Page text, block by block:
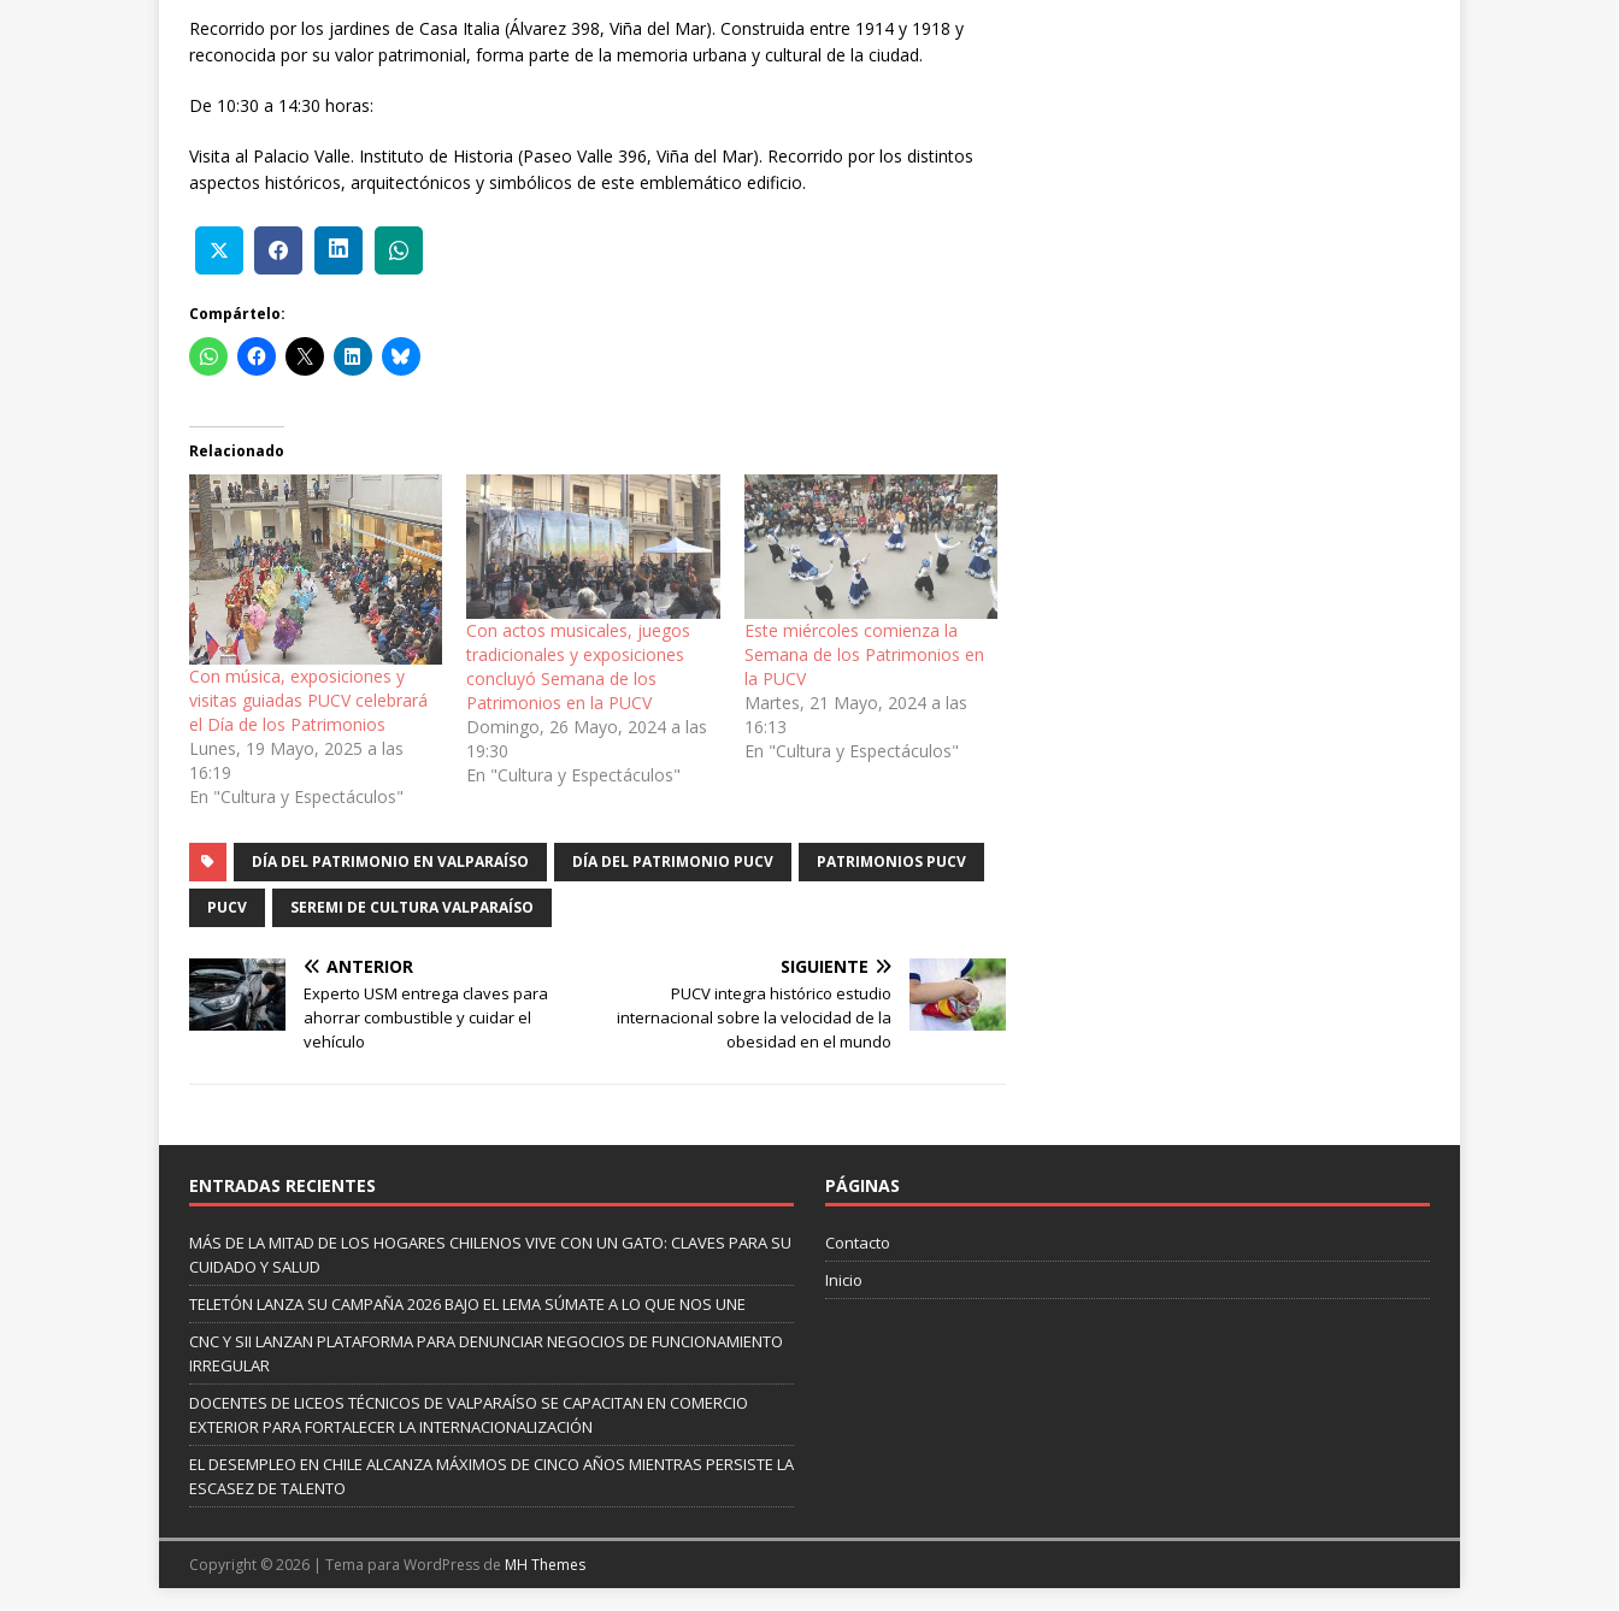
Recorrido por los jardines de Casa Italia (Álvarez 398, Viña del Mar). Construida entre 1914 y 1918 y
reconocida por su valor patrimonial, forma parte de la memoria urbana y cultural de la ciudad.
De 10:30 a 14:30 horas:
Visita al Palacio Valle. Instituto de Historia (Paseo Valle 396, Viña del Mar). Recorrido por los distintos
aspectos históricos, arquitectónicos y simbólicos de este emblemático edificio.
Compártelo:
Relacionado
Con música, exposiciones y
visitas guiadas PUCV celebrará
el Día de los Patrimonios
Lunes, 19 Mayo, 2025 a las
16:19
En "Cultura y Espectáculos"
Con actos musicales, juegos
tradicionales y exposiciones
concluyó Semana de los
Patrimonios en la PUCV
Domingo, 26 Mayo, 2024 a las
19:30
En "Cultura y Espectáculos"
Este miércoles comienza la
Semana de los Patrimonios en
la PUCV
Martes, 21 Mayo, 2024 a las
16:13
En "Cultura y Espectáculos"
DÍA DEL PATRIMONIO EN VALPARAÍSO DÍA DEL PATRIMONIO PUCV PATRIMONIOS PUCV
PUCV SEREMI DE CULTURA VALPARAÍSO
ANTERIOR
Experto USM entrega claves para
ahorrar combustible y cuidar el
vehículo
SIGUIENTE
PUCV integra histórico estudio
internacional sobre la velocidad de la
obesidad en el mundo
ENTRADAS RECIENTES
MÁS DE LA MITAD DE LOS HOGARES CHILENOS VIVE CON UN GATO: CLAVES PARA SU
CUIDADO Y SALUD
TELETÓN LANZA SU CAMPAÑA 2026 BAJO EL LEMA SÚMATE A LO QUE NOS UNE
CNC Y SII LANZAN PLATAFORMA PARA DENUNCIAR NEGOCIOS DE FUNCIONAMIENTO
IRREGULAR
DOCENTES DE LICEOS TÉCNICOS DE VALPARAÍSO SE CAPACITAN EN COMERCIO
EXTERIOR PARA FORTALECER LA INTERNACIONALIZACIÓN
EL DESEMPLEO EN CHILE ALCANZA MÁXIMOS DE CINCO AÑOS MIENTRAS PERSISTE LA
ESCASEZ DE TALENTO
PÁGINAS
Contacto
Inicio
Copyright © 2026 | Tema para WordPress de MH Themes